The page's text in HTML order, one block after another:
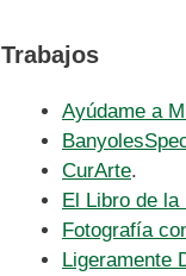
Trabajos
Ayúdame a
CurArte.
El Libro de
Fotografía
Ligeramente